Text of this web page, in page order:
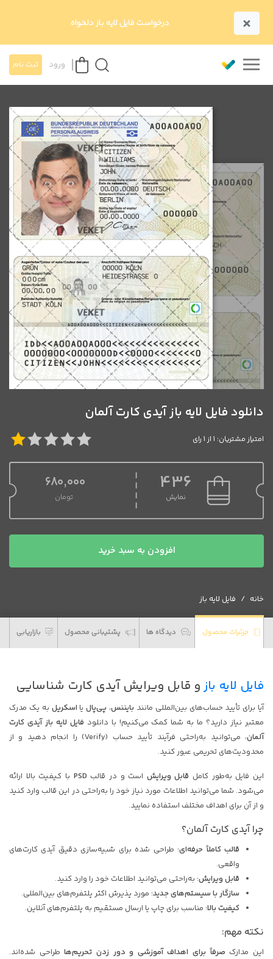
× درخواست فایل لایه باز دلخواه
ورود ثبت نام
دانلود فایل لایه باز آیدی کارت آلمان
امتیاز مشتریان: 1 از 1 رای
436
نمایش
680,000
تومان
لایه
آیدی
کارت
آلمان
افزودن به سبد خرید
خانه فایل لایه باز
جزئیات محصول دیدگاه ها پشتیبانی محصول بازاریابی
فایل لایه بازو قابل ویرایش آیدی کارت شناسایی
آیا برای تأیید حساب‌های بین‌المللی مانند بایننس، پی‌پالیا اسکریل به یک مدرک
معتبر نیاز دارید؟ ما به شما کمک می‌کنیم! با دانلود فایل لایه باز آیدی کارت
آلمان
، می‌توانید به‌راحتی فرآیند تأیید حساب (Verify) را انجام دهید و از
محدودیت‌های تحریمی عبور کنید.
این فایل به‌طور کامل قابل ویرایش است و در قالب PSD با کیفیت بالا ارائه
می‌شود. شما می‌توانید اطلاعات مورد نیاز خود را به‌راحتی در این قالب وارد کنید
و از آن برای اهداف مختلف استفاده نمایید.
چرا آیدی کارت آلمان؟
قالب کاملاً حرفه‌ای: طراحی شده برای شبیه‌سازی دقیق آیدی کارت‌های
واقعی.
قابل ویرایش: به‌راحتی می‌توانید اطلاعات خود را وارد کنید.
سازگار با سیستم‌های جدید: مورد پذیرش اکثر پلتفرم‌های بین‌المللی.
کیفیت بالا: مناسب برای چاپ یا ارسال مستقیم به پلتفرم‌های آنلاین.
نکته مهم:
این مدارک صرفاً برای اهداف آموزشی و دور زدن تحریم‌هاطراحی شده‌اند.